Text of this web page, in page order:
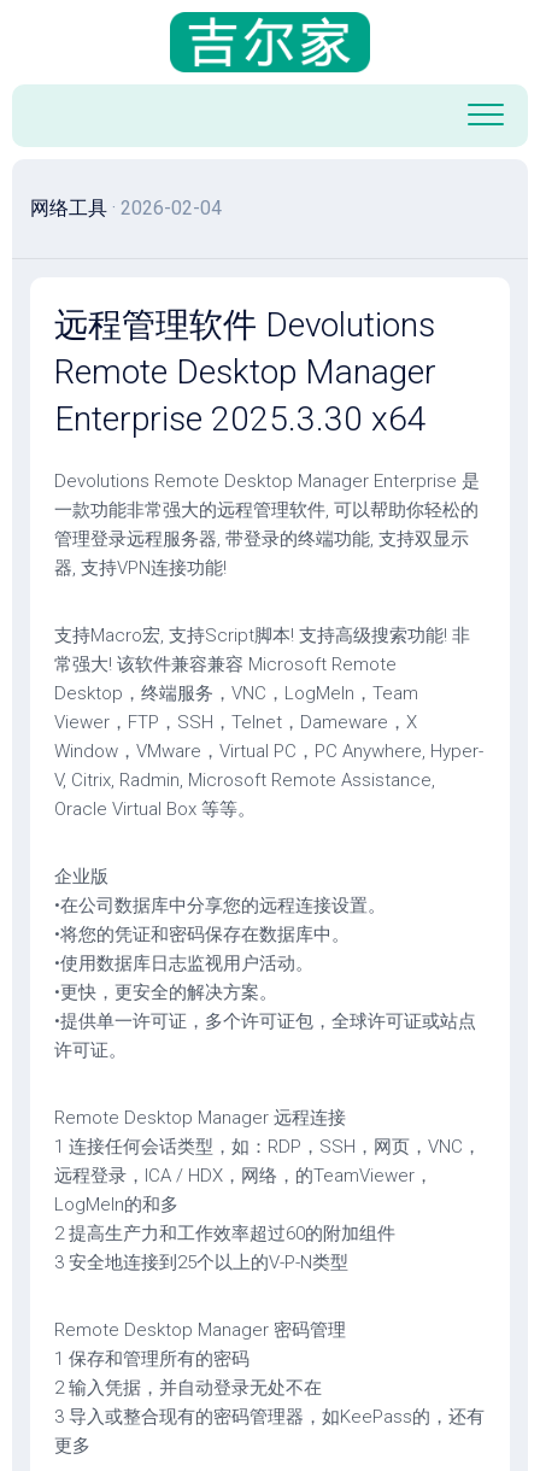
容
网络工具 · 2026-02-04
远程管理软件 Devolutions
Remote Desktop Manager
Enterprise 2025.3.30 x64
Devolutions Remote Desktop Manager Enterprise 是
一款功能非常强大的远程管理软件, 可以帮助你轻松的
管理登录远程服务器, 带登录的终端功能, 支持双显示
器, 支持VPN连接功能!
支持Macro宏, 支持Script脚本! 支持高级搜索功能! 非
常强大! 该软件兼容兼容 Microsoft Remote
Desktop，终端服务，VNC，LogMeIn，Team
Viewer，FTP，SSH，Telnet，Dameware，X
Window，VMware，Virtual PC，PC Anywhere, Hyper-
V, Citrix, Radmin, Microsoft Remote Assistance,
Oracle Virtual Box 等等。
企业版
•在公司数据库中分享您的远程连接设置。
•将您的凭证和密码保存在数据库中。
•使用数据库日志监视用户活动。
•更快，更安全的解决方案。
•提供单一许可证，多个许可证包，全球许可证或站点
许可证。
Remote Desktop Manager 远程连接
1 连接任何会话类型，如：RDP，SSH，网页，VNC，
远程登录，ICA / HDX，网络，的TeamViewer，
LogMeIn的和多
2 提高生产力和工作效率超过60的附加组件
3 安全地连接到25个以上的V-P-N类型
Remote Desktop Manager 密码管理
1 保存和管理所有的密码
2 输入凭据，并自动登录无处不在
3 导入或整合现有的密码管理器，如KeePass的，还有
更多